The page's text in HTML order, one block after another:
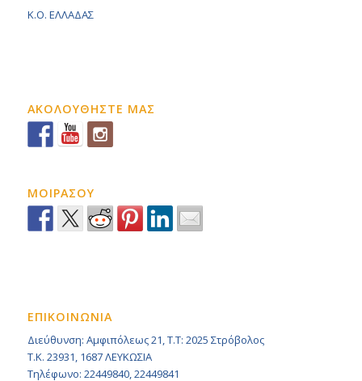
K.O. ΕΛΛΑΔΑΣ
ΑΚΟΛΟΥΘΗΣΤΕ ΜΑΣ
ΜΟΙΡΑΣΟΥ
ΕΠΙΚΟΙΝΩΝΙΑ
Διεύθυνση: Αμφιπόλεως 21, Τ.Τ: 2025 Στρόβολος
Τ.Κ. 23931, 1687 ΛΕΥΚΩΣΙΑ
Τηλέφωνο: 22449840, 22449841